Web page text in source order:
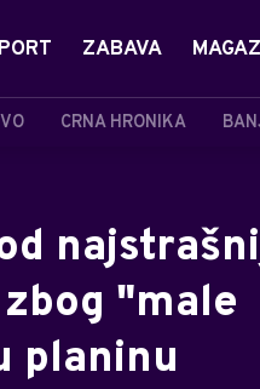
CRNA HRONIKA
ZABAVA
"male
planinu